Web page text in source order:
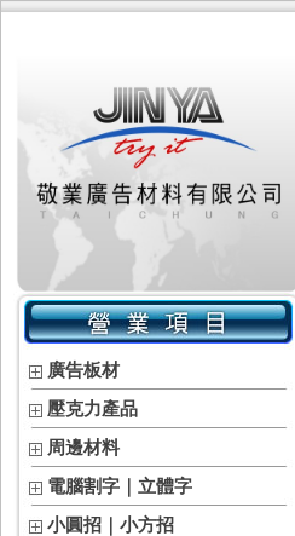
廣告板材
壓克力產品
周邊材料
電腦割字｜立體字
小圓招｜小方招